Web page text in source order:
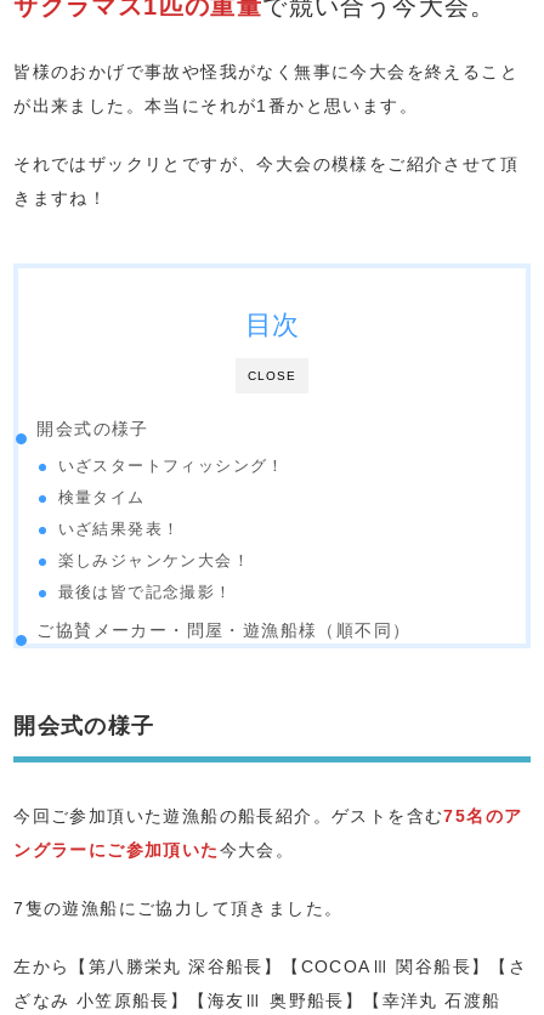
サクラマス1匹の重量で競い合う今大会。
皆様のおかげで事故や怪我がなく無事に今大会を終えること
が出来ました。本当にそれが1番かと思います。
それではザックリとですが、今大会の模様をご紹介させて頂
きますね！
CLOSE
目次
開会式の様子
いざスタートフィッシング！
検量タイム
いざ結果発表！
楽しみジャンケン大会！
最後は皆で記念撮影！
ご協賛メーカー・問屋・遊漁船様（順不同）
開会式の様子
今回ご参加頂いた遊漁船の船長紹介。ゲストを含む75名のア
ングラーにご参加頂いた今大会。
7隻の遊漁船にご協力して頂きました。
左から【第八勝栄丸 深谷船長】【COCOAⅢ 関谷船長】【さ
ざなみ 小笠原船長】【海友Ⅲ 奥野船長】【幸洋丸 石渡船